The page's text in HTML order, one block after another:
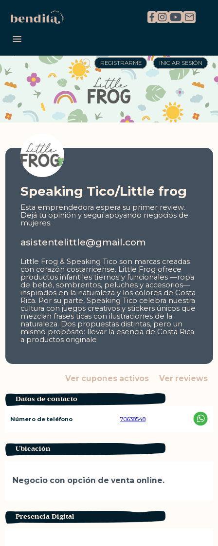
REGISTRARME INICIAR SESIÓN
Speaking Tico/Little frog
Esta emprendedora espera su primer review.
Dejá tu opinión y seguí apoyando negocios de
mujeres.
asistentelittle@gmail.com
Little Frog & Speaking Tico son marcas creadas
con corazón costarricense. Little Frog ofrece
productos infantiles tiernos y funcionales —ropa
de bebé, sombreritos, peluches y accesorios—
inspirados en la naturaleza y los colores de Costa
Rica. Por su parte, Speaking Tico celebra nuestra
cultura con juegos creativos y stickers únicos que
mezclan frases ticas con ilustraciones de la
naturaleza. Dos propuestas distintas, pero un
mismo propósito: llevar la esencia de Costa Rica
a productos originale
Ver cupones activos Ver reviews
Datos de contacto
Número de teléfono 70638548
Ubicación
Negocio con opción de venta online.
Presencia Digital